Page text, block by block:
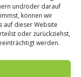
und/oder darauf
können wir
auf dieser Website
oder zurückziehst,
werden.
Tipps
30.